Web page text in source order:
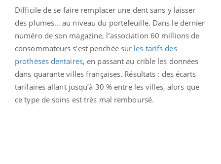
Difficile de se faire remplacer une dent sans y laisser
des plumes… au niveau du portefeuille. Dans le dernier
numéro de son magazine, l’association 60 millions de
consommateurs s’est penchée sur les tarifs des
prothèses dentaires, en passant au crible les données
dans quarante villes françaises. Résultats : des écarts
tarifaires allant jusqu’à 30 % entre les villes, alors que
ce type de soins est très mal remboursé.